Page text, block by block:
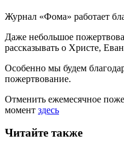
Журнал «Фома» работает
Даже небольшое
рассказывать о Христе,
Особенно мы будем
пожертвование.
Отменить ежемесячное
момент здесь
Читайте также